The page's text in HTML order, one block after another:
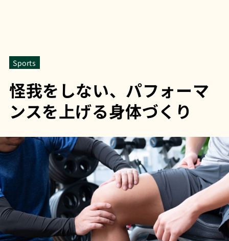
Sports
怪我をしない、パフォーマ
ンスを上げる身体づくり